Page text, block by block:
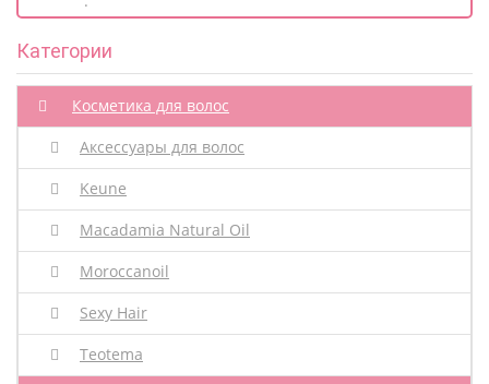
Категории
Косметика для волос
Аксессуары для волос
Keune
Macadamia Natural Oil
Moroccanoil
Sexy Hair
Teotema